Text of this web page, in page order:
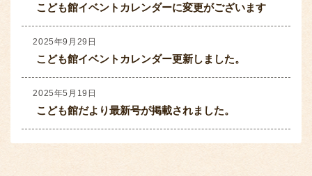
こども館イベントカレンダーに変更がございます
2025年9月29日
こども館イベントカレンダー更新しました。
2025年5月19日
こども館だより最新号が掲載されました。